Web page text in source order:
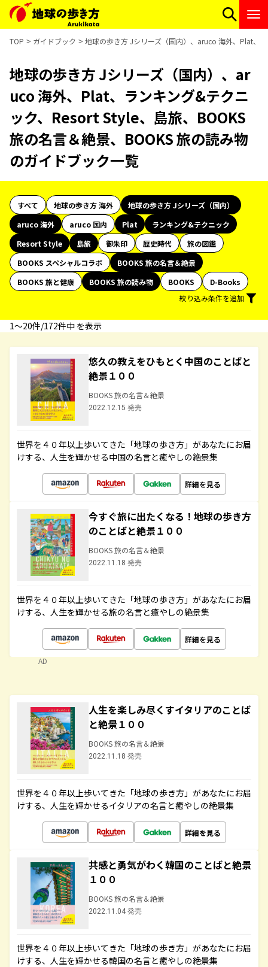
TOP ガイドブック 地球の歩き方 Jシリーズ（国内）、aruco 海外、Plat、
地球の歩き方 Jシリーズ（国内）、ar
uco 海外、Plat、ランキング&テクニ
ック、Resort Style、島旅、BOOKS
旅の名言＆絶景、BOOKS 旅の読み物
のガイドブック一覧
すべて 地球の歩き方 海外
地球の歩き方 Jシリーズ（国内）
aruco 海外
aruco 国内 Plat
ランキング&テクニック
Resort Style
島旅 御朱印 歴史時代
旅の図鑑
BOOKS スペシャルコラボ
BOOKS 旅の名言＆絶景
BOOKS 旅と健康
BOOKS 旅の読み物 BOOKS
D-Books
絞り込み条件を追加
1〜20件/172件中 を表示
悠久の教えをひもとく中国のことばと
絶景１００
BOOKS 旅の名言＆絶景
2022.12.15 発売
世界を４０年以上歩いてきた「地球の歩き方」があなたにお届
けする、人生を輝かせる中国の名言と癒やしの絶景集
詳細を見る
今すぐ旅に出たくなる！地球の歩き方
のことばと絶景１００
BOOKS 旅の名言＆絶景
2022.11.18 発売
世界を４０年以上歩いてきた「地球の歩き方」があなたにお届
けする、人生を輝かせる旅の名言と癒やしの絶景集
詳細を見る
AD
人生を楽しみ尽くすイタリアのことば
と絶景１００
BOOKS 旅の名言＆絶景
2022.11.18 発売
世界を４０年以上歩いてきた「地球の歩き方」があなたにお届
けする、人生を輝かせるイタリアの名言と癒やしの絶景集
詳細を見る
共感と勇気がわく韓国のことばと絶景
１００
BOOKS 旅の名言＆絶景
2022.11.04 発売
世界を４０年以上歩いてきた「地球の歩き方」があなたにお届
けする、人生を輝かせる韓国の名言と癒やしの絶景集